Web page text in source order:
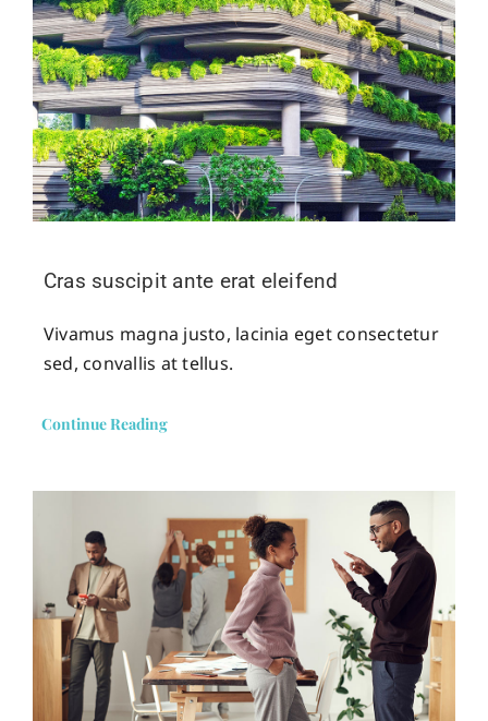
Cras suscipit ante erat eleifend
Vivamus magna justo, lacinia eget consectetur
sed, convallis at tellus.
Continue Reading